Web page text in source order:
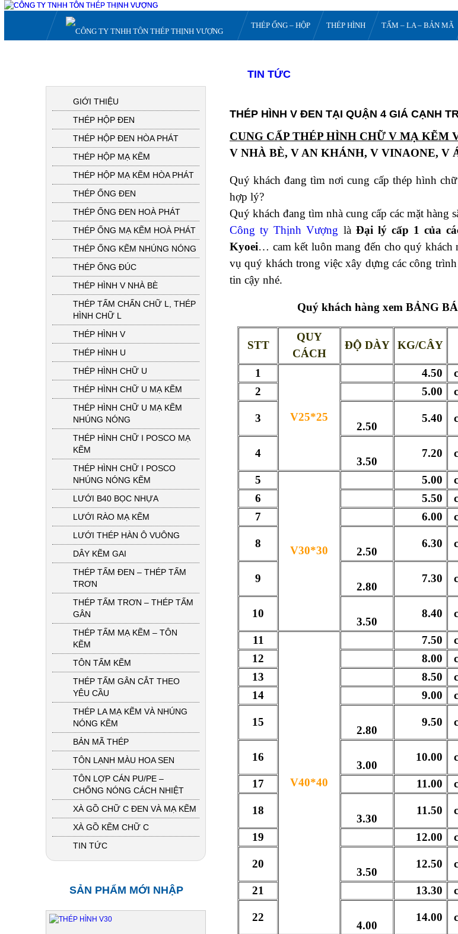
THÉP ỐNG – HỘP THÉP HÌNH TẤM – LA – BẢN MÃ
TIN TỨC
THÉP HÌNH V ĐEN TẠI QUẬN 4 GIÁ CẠNH
CUNG CẤP THÉP HÌNH CHỮ V MẠ KẼM
V NHÀ BÈ, V AN KHÁNH, V VINAONE, V
Quý khách đang tìm nơi cung cấp thép hình
hợp lý?
Quý khách đang tìm nhà cung cấp các mặt hàng
Công ty Thịnh Vượng là Đại lý cấp 1 của
Kyoei… cam kết luôn mang đến cho quý khách
vụ quý khách trong việc xây dựng các công
tin cậy nhé.
Quý khách hàng xemBẢNG
STT
QUY
CÁCH
ĐỘ DÀY KG/CÂY
1
V25*25
4.50
2
5.00
3
2.50
5.40
4
3.50
7.20
5
V30*30
5.00
6
5.50
7
6.00
8
2.50
6.30
9
2.80
7.30
10
3.50
8.40
11
V40*40
7.50
12
8.00
13
8.50
14
9.00
15
2.80
9.50
16
3.00
10.00
17 11.00
18
3.30
11.50
19 12.00
20
3.50
12.50
21 13.30
22
4.00
14.00
GIỚI THIỆU
THÉP HỘP ĐEN
THÉP HỘP ĐEN HÒA PHÁT
THÉP HỘP MẠ KẼM
THÉP HỘP MẠ KẼM HÒA PHÁT
THÉP ỐNG ĐEN
THÉP ỐNG ĐEN HOÀ PHÁT
THÉP ỐNG MẠ KẼM HOÀ PHÁT
THÉP ỐNG KẼM NHÚNG NÓNG
THÉP ỐNG ĐÚC
THÉP HÌNH V NHÀ BÈ
THÉP TẤM CHẤN CHỮ L, THÉP
HÌNH CHỮ L
THÉP HÌNH V
THÉP HÌNH U
THÉP HÌNH CHỮ U
THÉP HÌNH CHỮ U MẠ KẼM
THÉP HÌNH CHỮ U MẠ KẼM
NHÚNG NÓNG
THÉP HÌNH CHỮ I POSCO MẠ
KẼM
THÉP HÌNH CHỮ I POSCO
NHÚNG NÓNG KẼM
LƯỚI B40 BỌC NHỰA
LƯỚI RÀO MẠ KẼM
LƯỚI THÉP HÀN Ô VUÔNG
DÂY KẼM GAI
THÉP TẤM ĐEN – THÉP TẤM
TRƠN
THÉP TẤM TRƠN – THÉP TẤM
GÂN
THÉP TẤM MẠ KẼM – TÔN
KẼM
TÔN TẤM KẼM
THÉP TẤM GÂN CẮT THEO
YÊU CẦU
THÉP LA MẠ KẼM VÀ NHÚNG
NÓNG KẼM
BẢN MÃ THÉP
TÔN LẠNH MÀU HOA SEN
TÔN LỢP CÁN PU/PE –
CHỐNG NÓNG CÁCH NHIỆT
XÀ GỒ CHỮ C ĐEN VÀ MẠ KẼM
XÀ GỒ KẼM CHỮ C
TIN TỨC
SẢN PHẨM MỚI NHẬP